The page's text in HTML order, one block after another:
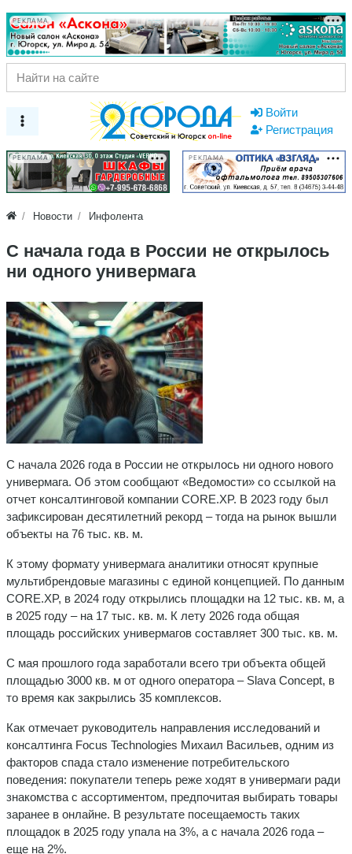
РЕКЛАМА
Войти
Регистрация
РЕКЛАМА РЕКЛАМА
Новости Инфолента
С начала года в России не открылось
ни одного универмага
С начала 2026 года в России не открылось ни одного нового
универмага. Об этом сообщают «Ведомости» со ссылкой на
отчет консалтинговой компании CORE.XP. В 2023 году был
зафиксирован десятилетний рекорд – тогда на рынок вышли
объекты на 76 тыс. кв. м.
К этому формату универмага аналитики относят крупные
мультибрендовые магазины с единой концепцией. По данным
CORE.XP, в 2024 году открылись площадки на 12 тыс. кв. м, а
в 2025 году – на 17 тыс. кв. м. К лету 2026 года общая
площадь российских универмагов составляет 300 тыс. кв. м.
С мая прошлого года заработали всего три объекта общей
площадью 3000 кв. м от одного оператора – Slava Concept, в
то время как закрылись 35 комплексов.
Как отмечает руководитель направления исследований и
консалтинга Focus Technologies Михаил Васильев, одним из
факторов спада стало изменение потребительского
поведения: покупатели теперь реже ходят в универмаги ради
знакомства с ассортиментом, предпочитая выбирать товары
заранее в онлайне. В результате посещаемость таких
площадок в 2025 году упала на 3%, а с начала 2026 года –
еще на 2%.